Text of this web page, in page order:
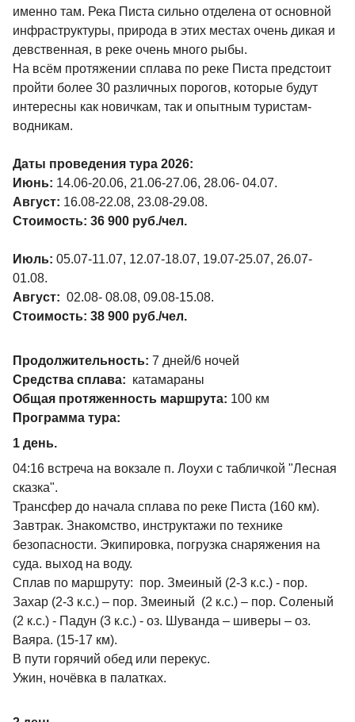
именно там. Река Писта сильно отделена от основной
инфраструктуры, природа в этих местах очень дикая и
девственная, в реке очень много рыбы.
На всём протяжении сплава по реке Писта предстоит
пройти более 30 различных порогов, которые будут
интересны как новичкам, так и опытным туристам-
водникам.
Даты проведения тура 2026:
Июнь: 14.06-20.06, 21.06-27.06, 28.06- 04.07.
Август: 16.08-22.08, 23.08-29.08.
Стоимость: 36 900 руб./чел.
Июль: 05.07-11.07, 12.07-18.07, 19.07-25.07, 26.07-
01.08.
Август: 02.08- 08.08, 09.08-15.08.
Стоимость: 38 900 руб./чел.
Продолжительность: 7 дней/6 ночей
Средства сплава: катамараны
Общая протяженность маршрута: 100 км
Программа тура:
1 день.
04:16 встреча на вокзале п. Лоухи с табличкой "Лесная
сказка".
Трансфер до начала сплава по реке Писта (160 км).
Завтрак. Знакомство, инструктажи по технике
безопасности. Экипировка, погрузка снаряжения на
суда. выход на воду.
Сплав по маршруту: пор. Змеиный (2-3 к.с.) - пор.
Захар (2-3 к.с.) – пор. Змеиный (2 к.с.) – пор. Соленый
(2 к.с.) - Падун (3 к.с.) - оз. Шуванда – шиверы – оз.
Ваяра. (15-17 км).
В пути горячий обед или перекус.
Ужин, ночёвка в палатках.